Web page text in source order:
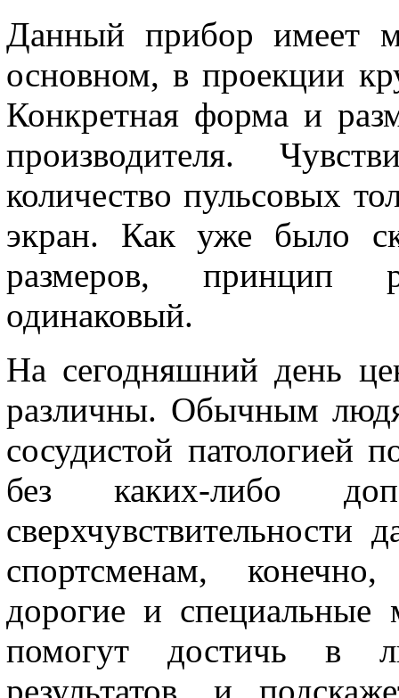
Данный прибор имеет
основном, в проекции
Конкретная форма и
производителя.
количество пульсовых
экран. Как уже было
размеров, принцип
одинаковый.
На сегодняшний день
различны. Обычным
сосудистой патологией
без каких-либо
спортсменам,
дорогие и специальные
помогут достичь в
результатов, и